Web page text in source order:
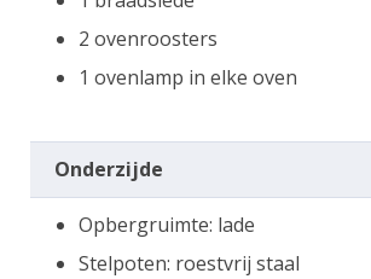
2 ovenroosters
1 ovenlamp in elke oven
Onderzijde
Opbergruimte: lade
Stelpoten: roestvrij staal